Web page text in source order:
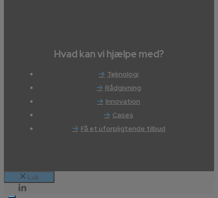
Hvad kan vi hjælpe med?
Teknologi
Rådgivning
Innovation
Cases
Få et uforpligtende tilbud
Luk